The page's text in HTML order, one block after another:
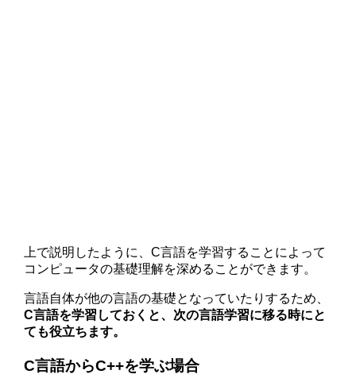
上で説明したように、C言語を学習することによって
コンピュータの基礎理解を深めることができます。
言語自体が他の言語の基礎となっていたりするため、
C言語を学習しておくと、次の言語学習に移る時にと
ても役立ちます。
C言語からC++を学ぶ場合